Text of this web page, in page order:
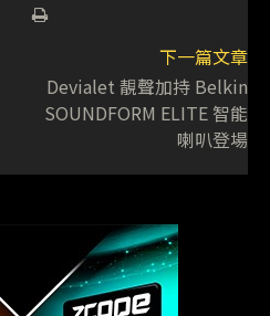
下一篇文章
Devialet 靚聲加持 Belkin
SOUNDFORM ELITE 智能
喇叭登場